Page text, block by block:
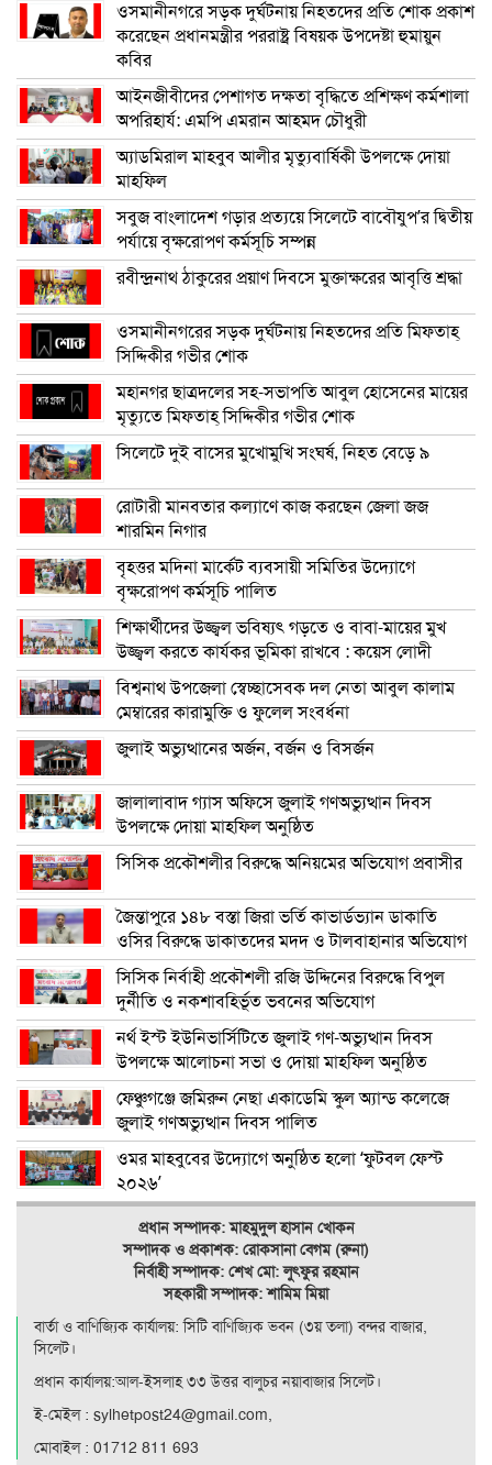
ওসমানীনগরে সড়ক দুর্ঘটনায় নিহতদের প্রতি শোক প্রকাশ
করেছেন প্রধানমন্ত্রীর পররাষ্ট্র বিষয়ক উপদেষ্টা হুমায়ুন
কবির
আইনজীবীদের পেশাগত দক্ষতা বৃদ্ধিতে প্রশিক্ষণ কর্মশালা
অপরিহার্য: এমপি এমরান আহমদ চৌধুরী
অ্যাডমিরাল মাহবুব আলীর মৃত্যুবার্ষিকী উপলক্ষে দোয়া
মাহফিল
সবুজ বাংলাদেশ গড়ার প্রত্যয়ে সিলেটে বাবৌযুপ’র দ্বিতীয়
পর্যায়ে বৃক্ষরোপণ কর্মসূচি সম্পন্ন
রবীন্দ্রনাথ ঠাকুরের প্রয়াণ দিবসে মুক্তাক্ষরের আবৃত্তি শ্রদ্ধা
ওসমানীনগরের সড়ক দুর্ঘটনায় নিহতদের প্রতি মিফতাহ্
সিদ্দিকীর গভীর শোক
মহানগর ছাত্রদলের সহ-সভাপতি আবুল হোসেনের মায়ের
মৃত্যুতে মিফতাহ্ সিদ্দিকীর গভীর শোক
সিলেটে দুই বাসের মুখোমুখি সংঘর্ষ, নিহত বেড়ে ৯
রোটারী মানবতার কল্যাণে কাজ করছেন জেলা জজ
শারমিন নিগার
বৃহত্তর মদিনা মার্কেট ব্যবসায়ী সমিতির উদ্যোগে
বৃক্ষরোপণ কর্মসূচি পালিত
শিক্ষার্থীদের উজ্জ্বল ভবিষ্যৎ গড়তে ও বাবা-মায়ের মুখ
উজ্জ্বল করতে কার্যকর ভূমিকা রাখবে : কয়েস লোদী
বিশ্বনাথ উপজেলা স্বেচ্ছাসেবক দল নেতা আবুল কালাম
মেম্বারের কারামুক্তি ও ফুলেল সংবর্ধনা
জুলাই অভ্যুত্থানের অর্জন, বর্জন ও বিসর্জন
জালালাবাদ গ্যাস অফিসে জুলাই গণঅভ্যুত্থান দিবস
উপলক্ষে দোয়া মাহফিল অনুষ্ঠিত
সিসিক প্রকৌশলীর বিরুদ্ধে অনিয়মের অভিযোগ প্রবাসীর
জৈন্তাপুরে ১৪৮ বস্তা জিরা ভর্তি কাভার্ডভ্যান ডাকাতি
ওসির বিরুদ্ধে ডাকাতদের মদদ ও টালবাহানার অভিযোগ
সিসিক নির্বাহী প্রকৌশলী রজি উদ্দিনের বিরুদ্ধে বিপুল
দুর্নীতি ও নকশাবহির্ভূত ভবনের অভিযোগ
নর্থ ইস্ট ইউনিভার্সিটিতে জুলাই গণ-অভ্যুত্থান দিবস
উপলক্ষে আলোচনা সভা ও দোয়া মাহফিল অনুষ্ঠিত
ফেঞ্চুগঞ্জে জমিরুন নেছা একাডেমি স্কুল অ্যান্ড কলেজে
জুলাই গণঅভ্যুত্থান দিবস পালিত
ওমর মাহবুবের উদ্যোগে অনুষ্ঠিত হলো ‘ফুটবল ফেস্ট
২০২৬’
প্রধান সম্পাদক: মাহমুদুল হাসান খোকন
সম্পাদক ও প্রকাশক: রোকসানা বেগম (রুনা)
নির্বাহী সম্পাদক: শেখ মো: লুৎফুর রহমান
সহকারী সম্পাদক: শামিম মিয়া
বার্তা ও বাণিজ্যিক কার্যালয়: সিটি বাণিজ‍্যিক ভবন (৩য় তলা) বন্দর বাজার,
সিলেট।
প্রধান কার্যালয়:আল-ইসলাহ ৩৩ উত্তর বালুচর নয়াবাজার সিলেট।
ই-মেইল : sylhetpost24@gmail.com,
মোবাইল : 01712 811 693